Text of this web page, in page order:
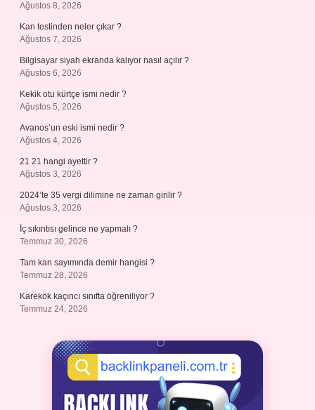
Ağustos 8, 2026
Kan testinden neler çıkar ?
Ağustos 7, 2026
Bilgisayar siyah ekranda kalıyor nasıl açılır ?
Ağustos 6, 2026
Kekik otu kürtçe ismi nedir ?
Ağustos 5, 2026
Avanos’un eski ismi nedir ?
Ağustos 4, 2026
21 21 hangi ayettir ?
Ağustos 3, 2026
2024’te 35 vergi dilimine ne zaman girilir ?
Ağustos 3, 2026
İç sıkıntısı gelince ne yapmalı ?
Temmuz 30, 2026
Tam kan sayımında demir hangisi ?
Temmuz 28, 2026
Karekök kaçıncı sınıfta öğreniliyor ?
Temmuz 24, 2026